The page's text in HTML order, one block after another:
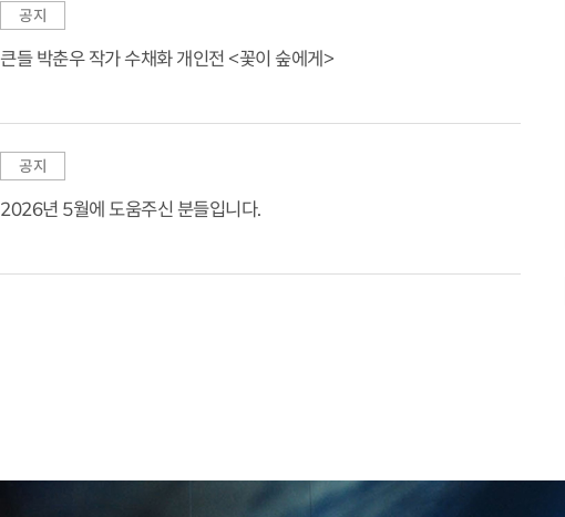
공지
큰들 박춘우 작가 수채화 개인전 <꽃이 숲에게>
공지
2026년 5월에 도움주신 분들입니다.